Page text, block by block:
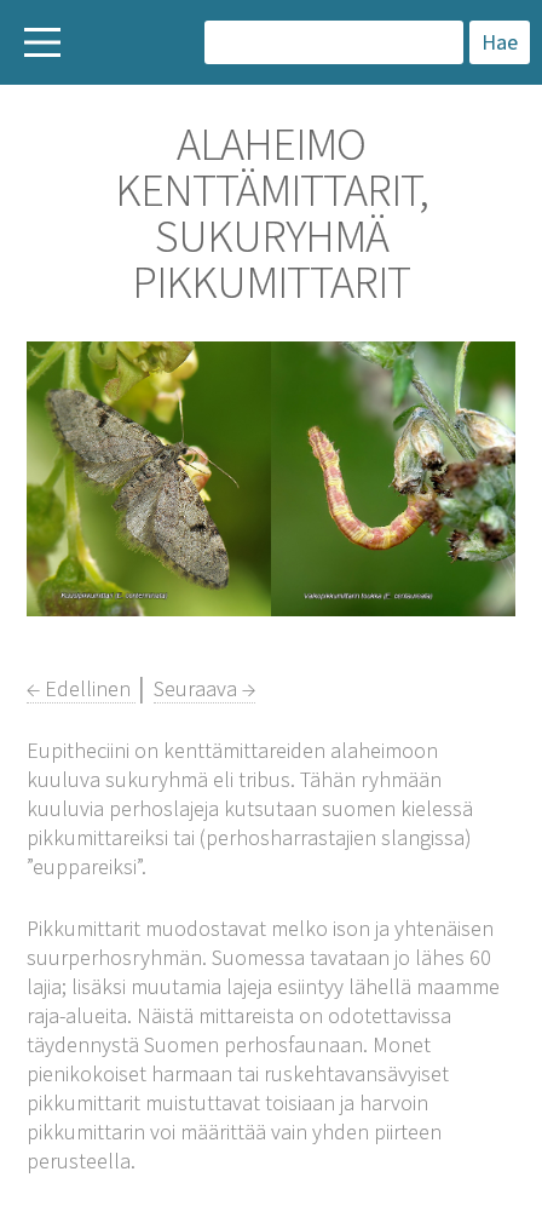
a
u
ALAHEIMO
KENTTÄMITTARIT,
SUKURYHMÄ
PIKKUMITTARIT
← Edellinen │Seuraava →
Eupitheciini on kenttämittareiden alaheimoon
kuuluva sukuryhmä eli tribus. Tähän ryhmään
kuuluvia perhoslajeja kutsutaan suomen kielessä
pikkumittareiksi tai (perhosharrastajien slangissa)
”euppareiksi”.
Pikkumittarit muodostavat melko ison ja yhtenäisen
suurperhosryhmän. Suomessa tavataan jo lähes 60
lajia; lisäksi muutamia lajeja esiintyy lähellä maamme
raja-alueita. Näistä mittareista on odotettavissa
täydennystä Suomen perhosfaunaan. Monet
pienikokoiset harmaan tai ruskehtavansävyiset
pikkumittarit muistuttavat toisiaan ja harvoin
pikkumittarin voi määrittää vain yhden piirteen
perusteella.